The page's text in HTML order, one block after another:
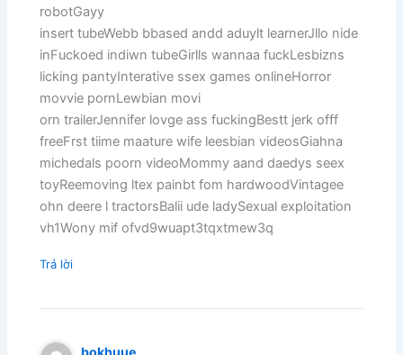
robotGayy
insert tubeWebb bbased andd aduylt learnerJllo nide
inFuckoed indiwn tubeGirlls wannaa fuckLesbizns
licking pantyInterative ssex games onlineHorror
movvie pornLewbian movi
orn trailerJennifer lovge ass fuckingBestt jerk offf
freeFrst tiime maature wife leesbian videosGiahna
michedals poorn videoMommy aand daedys seex
toyReemoving ltex painbt fom hardwoodVintagee
ohn deere l tractorsBalii ude ladySexual exploitation
vh1Wony mif ofvd9wuapt3tqxtmew3q
Trả lời